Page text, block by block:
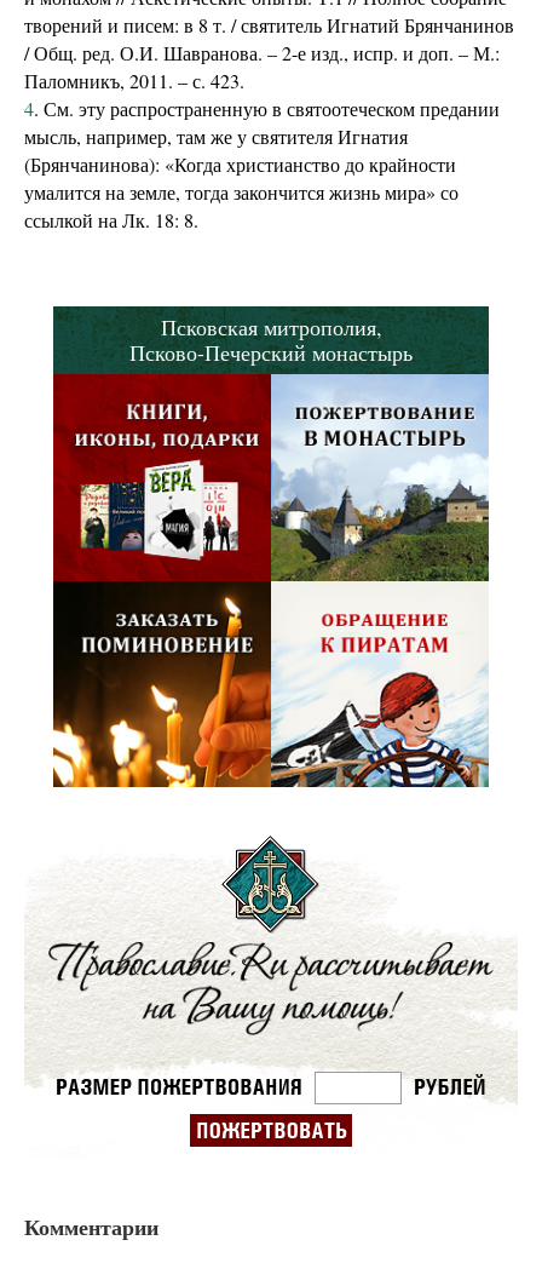
творений и писем: в 8 т. / святитель Игнатий Брянчанинов
/ Общ. ред. О.И. Шавранова. – 2-е изд., испр. и доп. – М.:
Паломникъ, 2011. – с. 423.
4. См. эту распространенную в святоотеческом предании
мысль, например, там же у святителя Игнатия
(Брянчанинова): «Когда христианство до крайности
умалится на земле, тогда закончится жизнь мира» со
ссылкой на Лк. 18: 8.
Псковская митрополия,
Псково-Печерский монастырь
Комментарии